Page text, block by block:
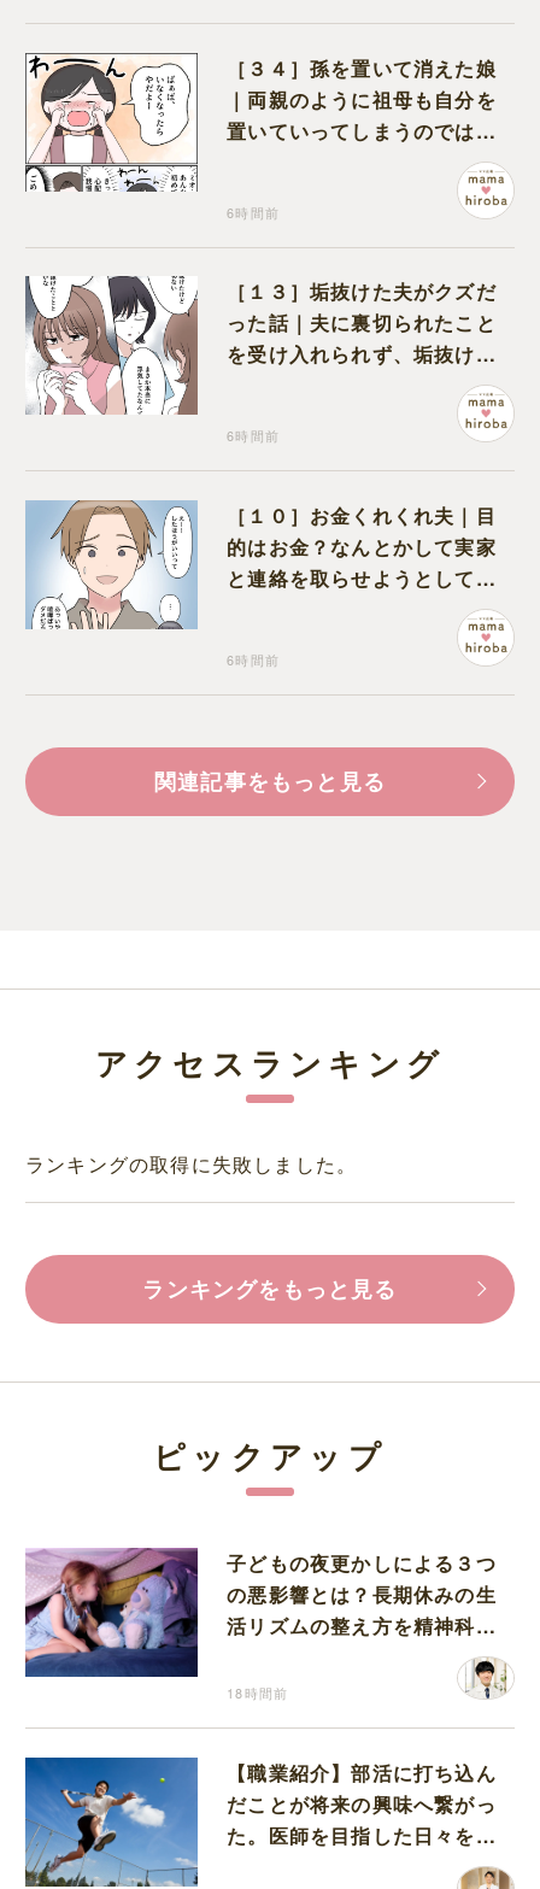
［３４］孫を置いて消えた娘
｜両親のように祖母も自分を
置いていってしまうのでは？
と怯えて泣く孫に心が痛む
6時間前
［１３］垢抜けた夫がクズだ
った話｜夫に裏切られたこと
を受け入れられず、垢抜けた
ことが関係しているのかと嘆
6時間前
［１０］お金くれくれ夫｜目
的はお金？なんとかして実家
と連絡を取らせようとしてく
6時間前
関連記事をもっと見る
アクセスランキング
ランキングの取得に失敗しました。
ランキングをもっと見る
ピックアップ
子どもの夜更かしによる３つ
の悪影響とは？長期休みの生
活リズムの整え方を精神科医
18時間前
【職業紹介】部活に打ち込ん
だことが将来の興味へ繋がっ
た。医師を目指した日々を振